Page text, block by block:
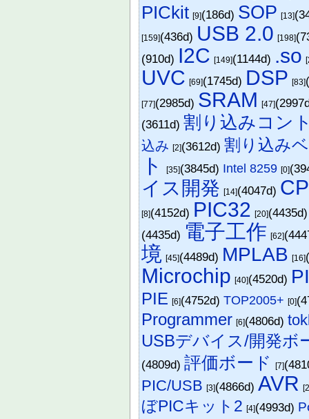
PICkit [9](186d) SOP [13]
[159](436d) USB 2.0 [198]
(910d) I2C [149](1144d) .so
UVC [69](1745d) DSP [83]
[77](2985d) SRAM [47]
(3611d)割り込みコン
込み [2](3612d)割り込み
ト [35](3845d) Intel 8259 [0]
イス開発 [14](4047d)
[8](4152d) PIC32 [20]
(4435d) 電子工作 [62]
境 [45](4489d) MPLAB [16]
Microchip [40](4520d)
PIE [6](4752d)TOP2005+ [0]
Programmer [6](4806d)
USBデバイス/開発ボ
(4809d)評価ボード [7]
PIC/USB [3](4866d)AVR
ぼPICキット2 [4](4993d)